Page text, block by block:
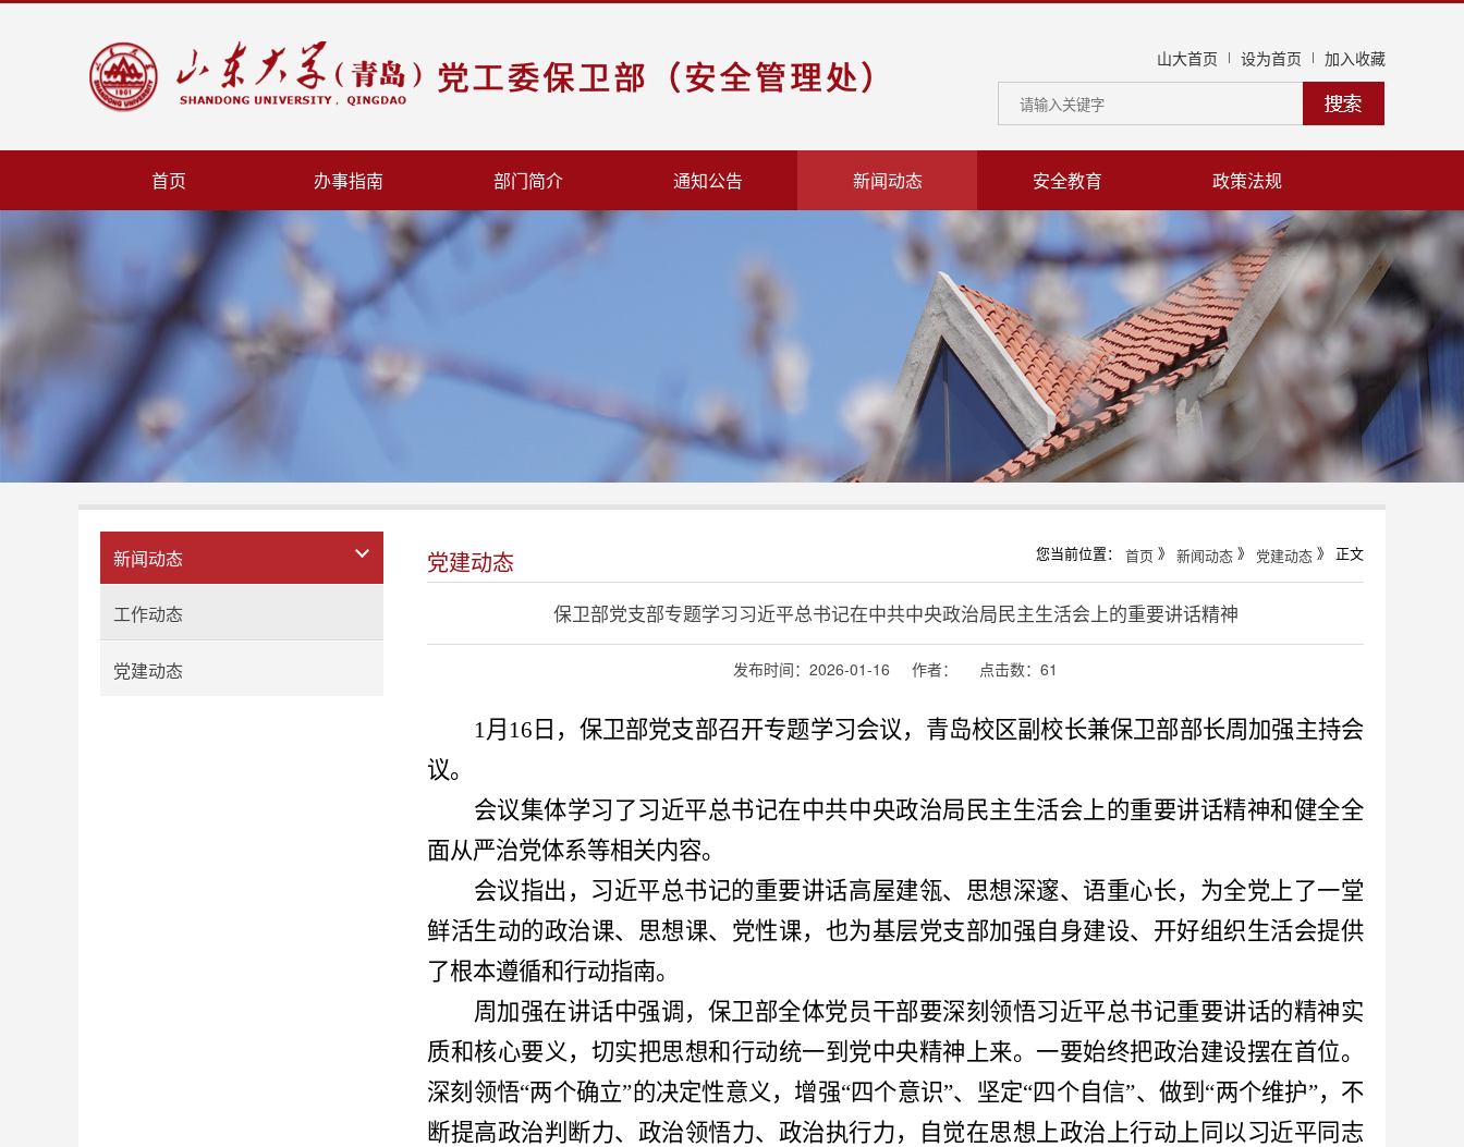
山大首页 设为首页 加入收藏
首页 办事指南 部门简介 通知公告 新闻动态 安全教育 政策法规
新闻动态
工作动态
党建动态
党建动态 您当前位置： 首页 》 新闻动态 》 党建动态 》 正文
保卫部党支部专题学习习近平总书记在中共中央政治局民主生活会上的重要讲话精神
发布时间：2026-01-16 作者： 点击数： 61
1月16日，保卫部党支部召开专题学习会议，青岛校区副校长兼保卫部部长周加强主持会
议。
会议集体学习了习近平总书记在中共中央政治局民主生活会上的重要讲话精神和健全全
面从严治党体系等相关内容。
会议指出，习近平总书记的重要讲话高屋建瓴、思想深邃、语重心长，为全党上了一堂
鲜活生动的政治课、思想课、党性课，也为基层党支部加强自身建设、开好组织生活会提供
了根本遵循和行动指南。
周加强在讲话中强调，保卫部全体党员干部要深刻领悟习近平总书记重要讲话的精神实
质和核心要义，切实把思想和行动统一到党中央精神上来。一要始终把政治建设摆在首位。
深刻领悟“两个确立”的决定性意义，增强“四个意识”、坚定“四个自信”、做到“两个维护”，不
断提高政治判断力、政治领悟力、政治执行力，自觉在思想上政治上行动上同以习近平同志